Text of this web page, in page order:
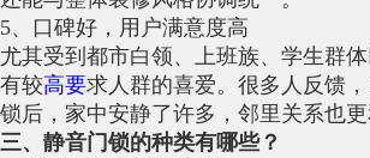
5、口碑好，用户满意度高
尤其受到都市白领、上班族、学生群
有较高要求人群的喜爱。很多人反馈
锁后，家中安静了许多，邻里关系也更
三、静音门锁的种类有哪些？